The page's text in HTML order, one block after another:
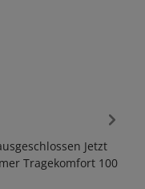
Jetzt
Tragekomfort 100